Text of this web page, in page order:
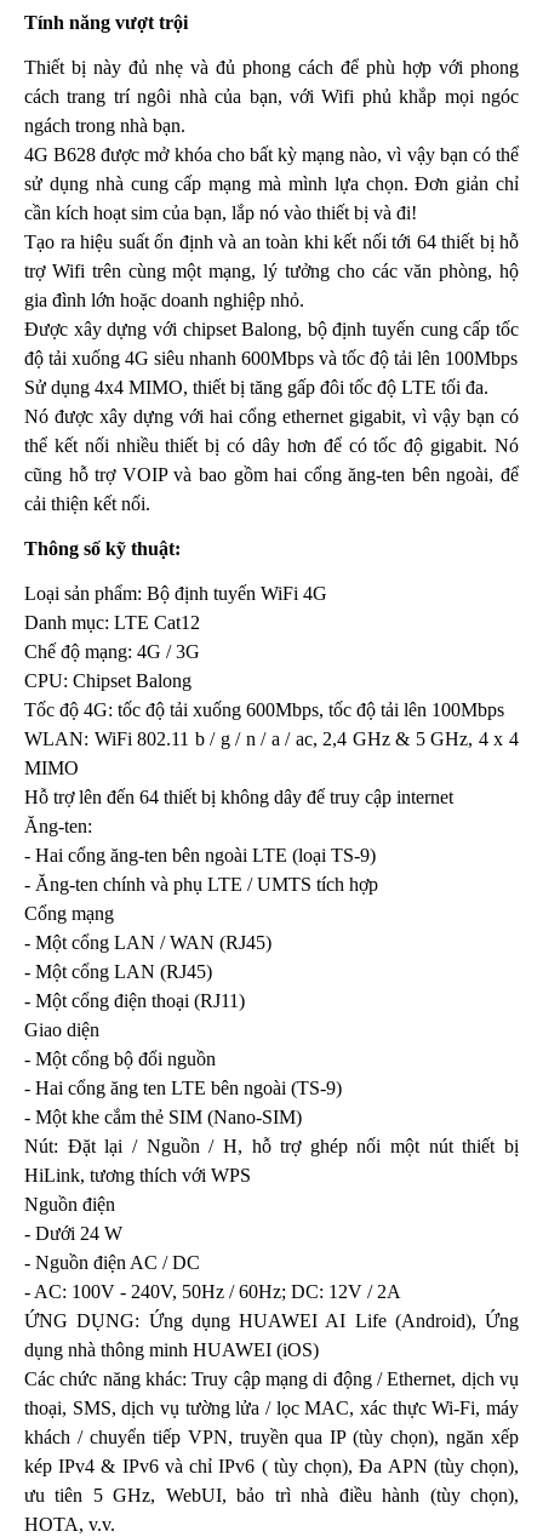
Camera Unifi
Access Point UniFi
Switch UniFi
UniFi Gateway
Tính năng vượt trội
Thiết bị này đủ nhẹ và đủ phong cách để phù hợp với phong
cách trang trí ngôi nhà của bạn, với Wifi phủ khắp mọi ngóc
ngách trong nhà bạn.
4G B628 được mở khóa cho bất kỳ mạng nào, vì vậy bạn có thể
sử dụng nhà cung cấp mạng mà mình lựa chọn. Đơn giản chỉ
cần kích hoạt sim của bạn, lắp nó vào thiết bị và đi!
Tạo ra hiệu suất ổn định và an toàn khi kết nối tới 64 thiết bị hỗ
trợ Wifi trên cùng một mạng, lý tưởng cho các văn phòng, hộ
gia đình lớn hoặc doanh nghiệp nhỏ.
Được xây dựng với chipset Balong, bộ định tuyến cung cấp tốc
độ tải xuống 4G siêu nhanh 600Mbps và tốc độ tải lên 100Mbps
Sử dụng 4x4 MIMO, thiết bị tăng gấp đôi tốc độ LTE tối đa.
Nó được xây dựng với hai cổng ethernet gigabit, vì vậy bạn có
thể kết nối nhiều thiết bị có dây hơn để có tốc độ gigabit. Nó
cũng hỗ trợ VOIP và bao gồm hai cổng ăng-ten bên ngoài, để
cải thiện kết nối.
Thông số kỹ thuật:
Loại sản phẩm: Bộ định tuyến WiFi 4G
Danh mục: LTE Cat12
Chế độ mạng: 4G / 3G
CPU: Chipset Balong
Tốc độ 4G: tốc độ tải xuống 600Mbps, tốc độ tải lên 100Mbps
WLAN: WiFi 802.11 b / g / n / a / ac, 2,4 GHz & 5 GHz, 4 x 4
MIMO
Hỗ trợ lên đến 64 thiết bị không dây để truy cập internet
Ăng-ten:
- Hai cổng ăng-ten bên ngoài LTE (loại TS-9)
- Ăng-ten chính và phụ LTE / UMTS tích hợp
Cổng mạng
- Một cổng LAN / WAN (RJ45)
- Một cổng LAN (RJ45)
- Một cổng điện thoại (RJ11)
Giao diện
- Một cổng bộ đổi nguồn
- Hai cổng ăng ten LTE bên ngoài (TS-9)
- Một khe cắm thẻ SIM (Nano-SIM)
Nút: Đặt lại / Nguồn / H, hỗ trợ ghép nối một nút thiết bị
HiLink, tương thích với WPS
Nguồn điện
- Dưới 24 W
- Nguồn điện AC / DC
- AC: 100V - 240V, 50Hz / 60Hz; DC: 12V / 2A
ỨNG DỤNG: Ứng dụng HUAWEI AI Life (Android), Ứng
dụng nhà thông minh HUAWEI (iOS)
Các chức năng khác: Truy cập mạng di động / Ethernet, dịch vụ
thoại, SMS, dịch vụ tường lửa / lọc MAC, xác thực Wi-Fi, máy
khách / chuyển tiếp VPN, truyền qua IP (tùy chọn), ngăn xếp
kép IPv4 & IPv6 và chỉ IPv6 ( tùy chọn), Đa APN (tùy chọn),
ưu tiên 5 GHz, WebUI, bảo trì nhà điều hành (tùy chọn),
HOTA, v.v.